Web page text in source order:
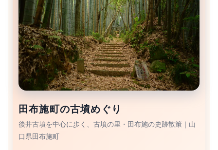
田布施町の古墳めぐり
後井古墳を中心に歩く、古墳の里・田布施の史跡散策｜山
口県田布施町